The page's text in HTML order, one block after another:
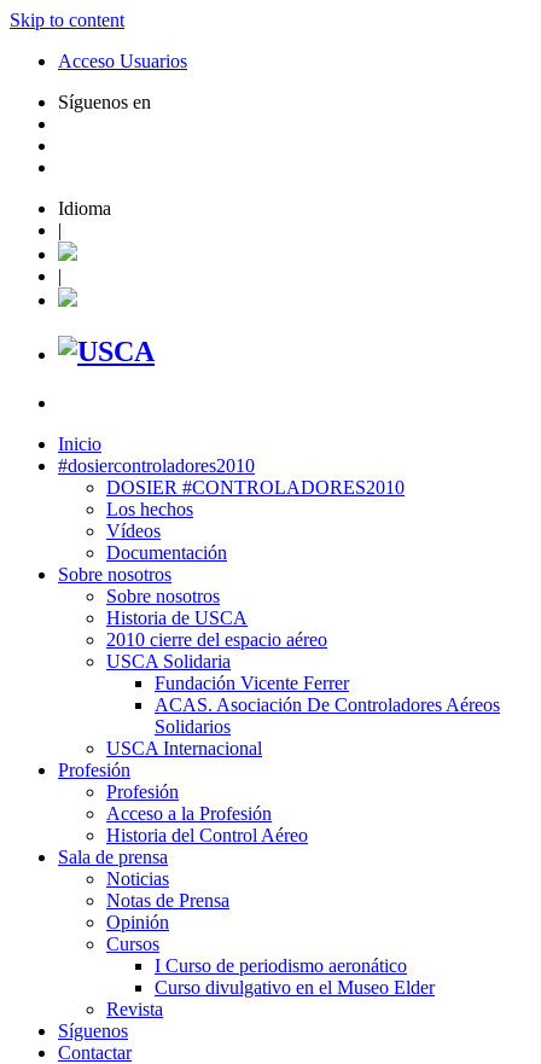
Skip to content
Acceso Usuarios
Síguenos en
Idioma
|
|
Inicio
#dosiercontroladores2010
DOSIER #CONTROLADORES2010
Los hechos
Vídeos
Documentación
Sobre nosotros
Sobre nosotros
Historia de USCA
2010 cierre del espacio aéreo
USCA Solidaria
Fundación Vicente Ferrer
ACAS. Asociación De Controladores Aéreos
Solidarios
USCA Internacional
Profesión
Profesión
Acceso a la Profesión
Historia del Control Aéreo
Sala de prensa
Noticias
Notas de Prensa
Opinión
Cursos
I Curso de periodismo aeronático
Curso divulgativo en el Museo Elder
Revista
Síguenos
Contactar